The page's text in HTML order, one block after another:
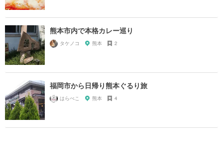
熊本市内で本格カレー巡り
タケノコ 熊本 2
福岡市から日帰り熊本ぐるり旅
はらぺこ 熊本 4